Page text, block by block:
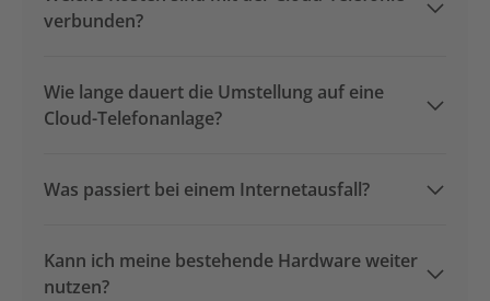
verbunden?
Wie lange dauert die Umstellung auf eine
Cloud-Telefonanlage?
Was passiert bei einem Internetausfall?
Kann ich meine bestehende Hardware weiter
nutzen?